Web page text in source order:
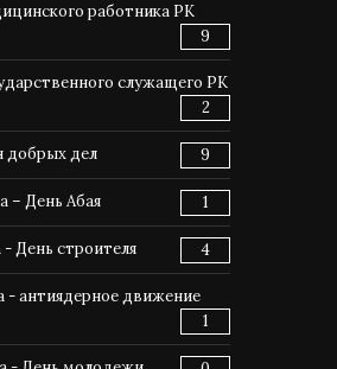
работника РК
9
служащего РК
2
дел 9
– День Абая 1
- День строителя 4
- антиядерное движение
1